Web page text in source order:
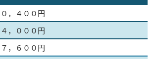
，４００円
，０００円
，６００円